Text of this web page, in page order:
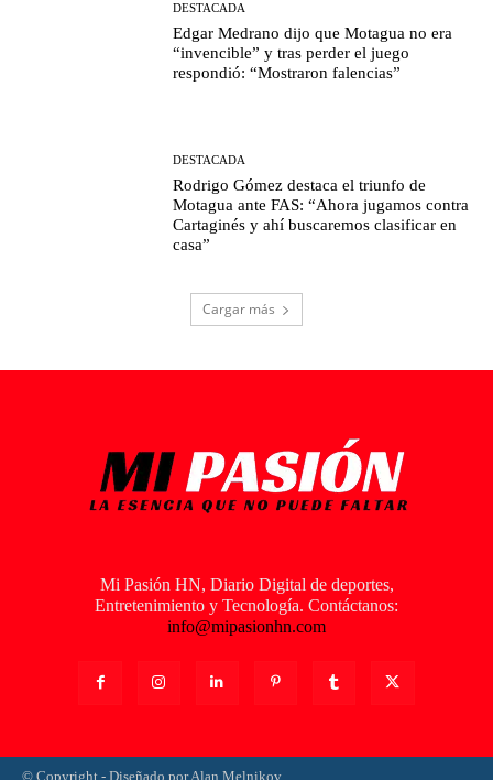
DESTACADA
Edgar Medrano dijo que Motagua no era
“invencible” y tras perder el juego
respondió: “Mostraron falencias”
DESTACADA
Rodrigo Gómez destaca el triunfo de
Motagua ante FAS: “Ahora jugamos contra
Cartaginés y ahí buscaremos clasificar en
casa”
Cargar más
Mi Pasión HN, Diario Digital de deportes,
Entretenimiento y Tecnología. Contáctanos:
info@mipasionhn.com
© Copyright - Diseñado por Alan Melnikov